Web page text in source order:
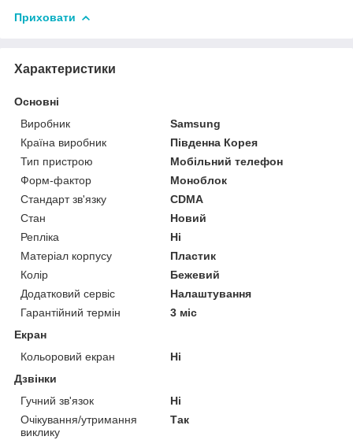
Приховати
Характеристики
Основні
Виробник
Samsung
Країна виробник
Південна Корея
Тип пристрою
Мобільний телефон
Форм-фактор
Моноблок
Стандарт зв'язку
CDMA
Стан
Новий
Репліка
Ні
Матеріал корпусу
Пластик
Колір
Бежевий
Додатковий сервіс
Налаштування
Гарантійний термін
3 міс
Екран
Кольоровий екран
Ні
Дзвінки
Гучний зв'язок
Ні
Очікування/утримання
виклику
Так